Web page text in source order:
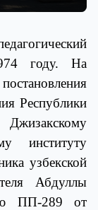
году. На
Республики
институту
узбекской
Абдуллы
ПП-289 от